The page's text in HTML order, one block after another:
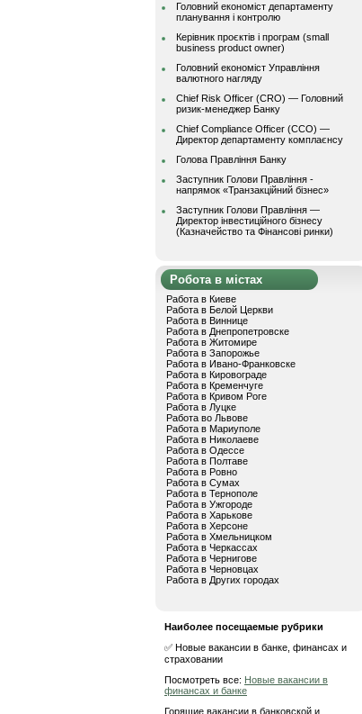
Головний економіст департаменту
планування і контролю
Керівник проєктів і програм (small
business product owner)
Головний економіст Управління
валютного нагляду
Chief Risk Officer (CRO) — Головний
ризик-менеджер Банку
Chief Compliance Officer (CCO) —
Директор департаменту комплаєнсу
Голова Правління Банку
Заступник Голови Правління -
напрямок «Транзакційний бізнес»
Заступник Голови Правління —
Директор інвестиційного бізнесу
(Казначейство та Фінансові ринки)
Робота в містах
Работа в Киеве
Работа в Белой Церкви
Работа в Виннице
Работа в Днепропетровске
Работа в Житомире
Работа в Запорожье
Работа в Ивано-Франковске
Работа в Кировограде
Работа в Кременчуге
Работа в Кривом Роге
Работа в Луцке
Работа во Львове
Работа в Мариуполе
Работа в Николаеве
Работа в Одессе
Работа в Полтаве
Работа в Ровно
Работа в Сумах
Работа в Тернополе
Работа в Ужгороде
Работа в Харькове
Работа в Херсоне
Работа в Хмельницком
Работа в Черкассах
Работа в Чернигове
Работа в Черновцах
Работа в Других городах
Наиболее посещаемые рубрики
✅ Новые вакансии в банке, финансах и
страховании
Посмотреть все: Новые вакансии в
финансах и банке
Горящие вакансии в банковской и